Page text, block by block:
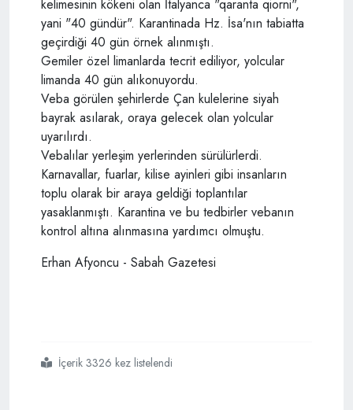
kelimesinin kökeni olan İtalyanca "qaranta qiorni",
yani "40 gündür". Karantinada Hz. İsa'nın tabiatta
geçirdiği 40 gün örnek alınmıştı.
Gemiler özel limanlarda tecrit ediliyor, yolcular
limanda 40 gün alıkonuyordu.
Veba görülen şehirlerde Çan kulelerine siyah
bayrak asılarak, oraya gelecek olan yolcular
uyarılırdı.
Vebalılar yerleşim yerlerinden sürülürlerdi.
Karnavallar, fuarlar, kilise ayinleri gibi insanların
toplu olarak bir araya geldiği toplantılar
yasaklanmıştı. Karantina ve bu tedbirler vebanın
kontrol altına alınmasına yardımcı olmuştu.
Erhan Afyoncu - Sabah Gazetesi
#dünyanın
#en
#büyük
#salgınında
#100
#milyon
#kişi
#ölmüştüİçerik 3326 kez listelendi